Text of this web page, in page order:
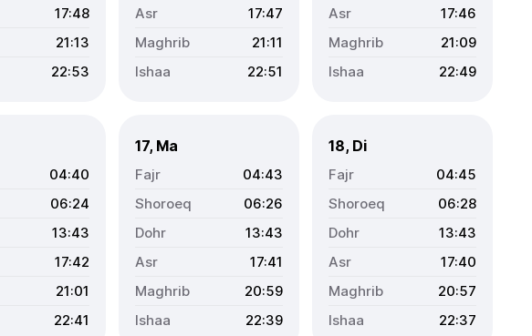
17:48
21:13
22:53
17:47
21:11
22:51
17:46
21:09
22:49
04:40
06:24
13:43
17:42
21:01
22:41
17, Ma
04:43
06:26
13:43
17:41
20:59
22:39
18, Di
04:45
06:28
13:43
17:40
20:57
22:37